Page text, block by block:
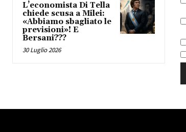
L’economista Di Tella
chiede scusa a Milei:
«Abbiamo sbagliato le
previsioni»! E
Bersani???
30 Luglio 2026